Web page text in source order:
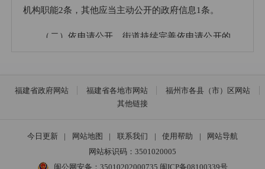
机构职能2条，其他应当主动公开的政府信息1条。
（二）依申请公开。街道持续完善依申请公开的
的收取流程，确保收费合规、流程透明。同时，进一
步健全依申请事项的答复机制，严格遵循相关法律法
容合法有据、逻辑清晰、质量过硬。2025年度，街道
共受理依申请公开4件，均已在规定时限内办结，办
福建省政府网站 福建省各地市网站
福州市各县（市）区网站
其他链接
今日更新 | 网站地图 | 联系我们 | 使用帮助 |
网站导航
网站标识码：3501020005
闽公网安备：35010202000735 闽ICP备08100339号